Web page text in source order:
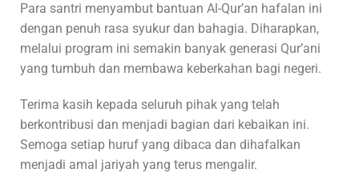
Para santri menyambut bantuan Al-Qur’an hafalan ini
dengan penuh rasa syukur dan bahagia. Diharapkan,
melalui program ini semakin banyak generasi Qur’ani
yang tumbuh dan membawa keberkahan bagi negeri.
Terima kasih kepada seluruh pihak yang telah
berkontribusi dan menjadi bagian dari kebaikan ini.
Semoga setiap huruf yang dibaca dan dihafalkan
menjadi amal jariyah yang terus mengalir.